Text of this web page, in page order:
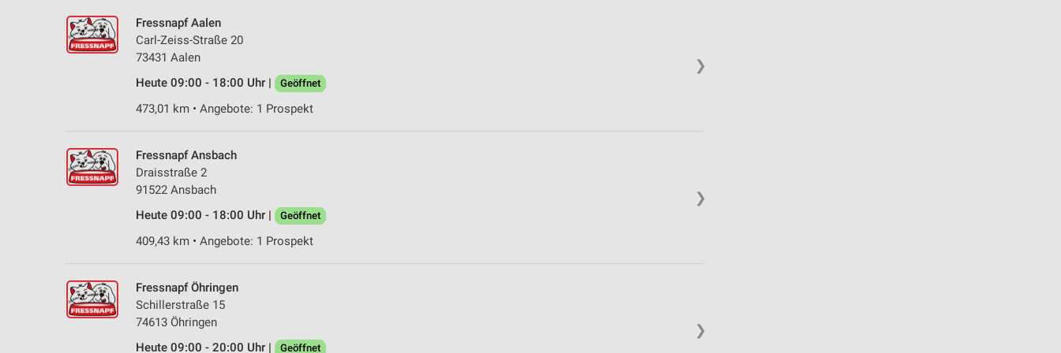
❯
Fressnapf Aalen
Carl-Zeiss-Straße 20
73431 Aalen
Heute 09:00 - 18:00 Uhr |
Geöffnet
473,01 km • Angebote: 1 Prospekt
❯
Fressnapf Ansbach
Draisstraße 2
91522 Ansbach
Heute 09:00 - 18:00 Uhr |
Geöffnet
409,43 km • Angebote: 1 Prospekt
❯
Fressnapf Öhringen
Schillerstraße 15
74613 Öhringen
Heute 09:00 - 20:00 Uhr |
Geöffnet